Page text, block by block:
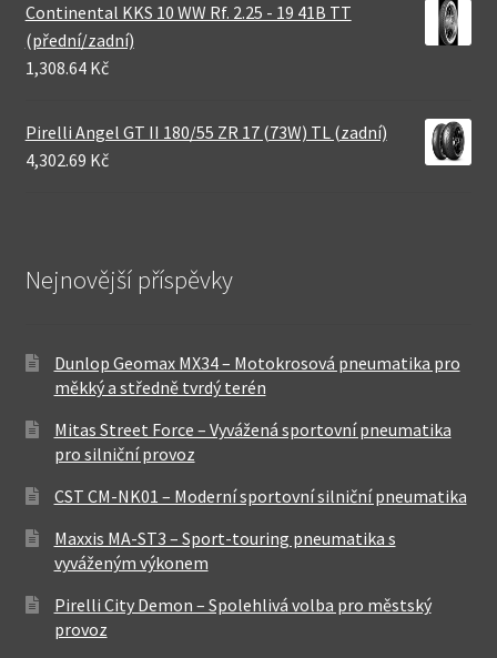
Continental KKS 10 WW Rf. 2.25 - 19 41B TT
(přední/zadní)
1,308.64 Kč
Pirelli Angel GT II 180/55 ZR 17 (73W) TL (zadní)
4,302.69 Kč
Nejnovější příspěvky
Dunlop Geomax MX34 – Motokrosová pneumatika pro
měkký a středně tvrdý terén
Mitas Street Force – Vyvážená sportovní pneumatika
pro silniční provoz
CST CM-NK01 – Moderní sportovní silniční pneumatika
Maxxis MA-ST3 – Sport-touring pneumatika s
vyváženým výkonem
Pirelli City Demon – Spolehlivá volba pro městský
provoz